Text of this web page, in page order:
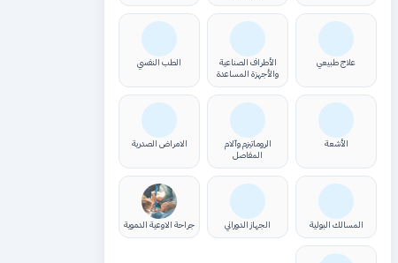
علاج طبيعي
الأطراف الصناعية
والأجهزة المساعدة
الطب النفسي
الأشعة
الروماتيزم وآلام
المفاصل
الامراض الصدرية
المسالك البولية الجهاز الدوراني جراحة الاوعية الدموية